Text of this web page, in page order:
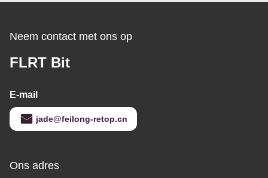
Neem contact met ons op
FLRT Bit
E-mail
jade@feilong-retop.cn
Ons adres